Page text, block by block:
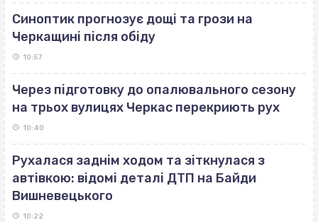
Синоптик прогнозує дощі та грози на
Черкащині після обіду
10:57
Через підготовку до опалювального сезону
на трьох вулицях Черкас перекриють рух
10:40
Рухалася заднім ходом та зіткнулася з
автівкою: відомі деталі ДТП на Байди
Вишневецького
10:22